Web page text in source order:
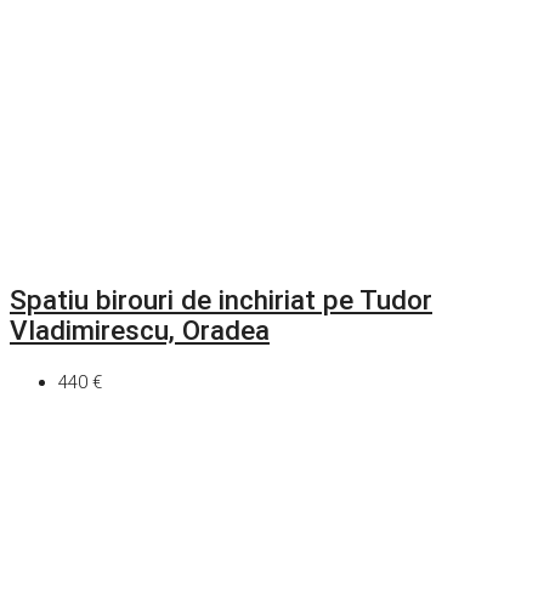
Spatiu birouri de inchiriat pe Tudor
Vladimirescu, Oradea
440 €